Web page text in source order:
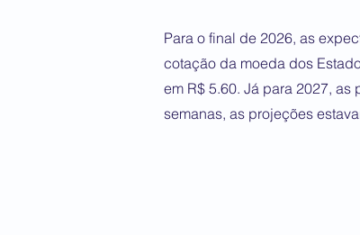
Para o final de 2026, as
cotação da moeda dos
em R$ 5.60. Já para 2027,
semanas, as projeções